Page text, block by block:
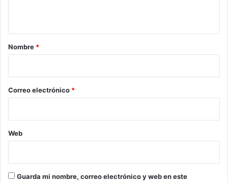
r
*
Nombre *
Correo electrónico *
Web
Guarda mi nombre, correo electrónico y web en este